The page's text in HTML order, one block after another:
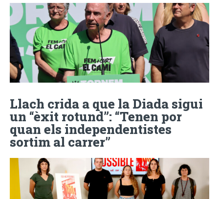
Llach crida a que la Diada sigui
un “èxit rotund”: “Tenen por
quan els independentistes
sortim al carrer”